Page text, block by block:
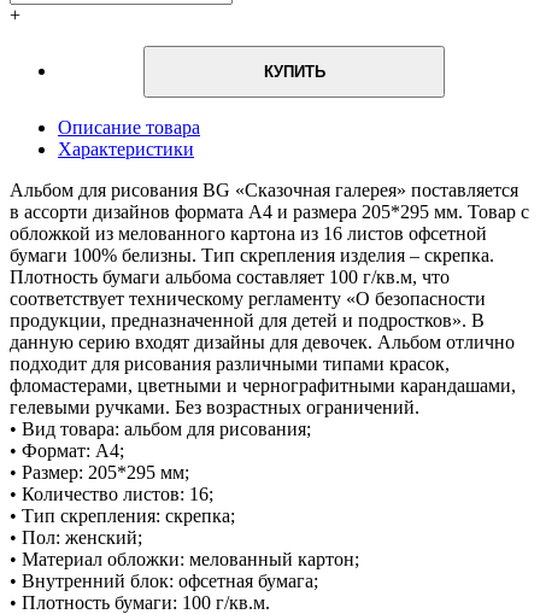
+
КУПИТЬ
Описание товара
Характеристики
Альбом для рисования BG «Сказочная галерея» поставляется
в ассорти дизайнов формата А4 и размера 205*295 мм. Товар с
обложкой из мелованного картона из 16 листов офсетной
бумаги 100% белизны. Тип скрепления изделия – скрепка.
Плотность бумаги альбома составляет 100 г/кв.м, что
соответствует техническому регламенту «О безопасности
продукции, предназначенной для детей и подростков». В
данную серию входят дизайны для девочек. Альбом отлично
подходит для рисования различными типами красок,
фломастерами, цветными и чернографитными карандашами,
гелевыми ручками. Без возрастных ограничений.
• Вид товара: альбом для рисования;
• Формат: А4;
• Размер: 205*295 мм;
• Количество листов: 16;
• Тип скрепления: скрепка;
• Пол: женский;
• Материал обложки: мелованный картон;
• Внутренний блок: офсетная бумага;
• Плотность бумаги: 100 г/кв.м.